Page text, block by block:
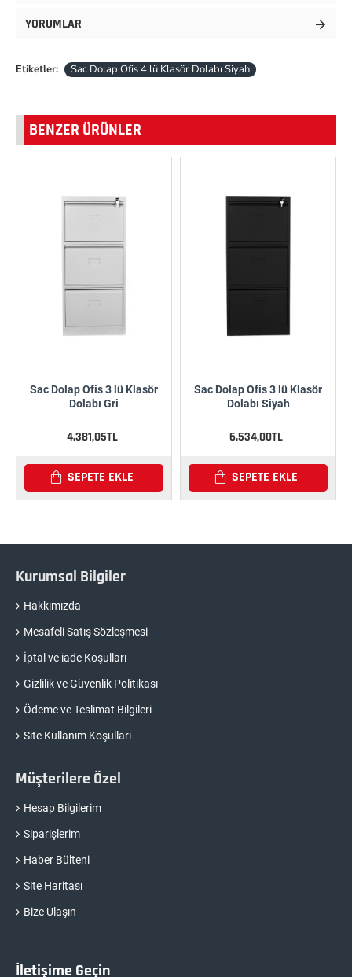
YORUMLAR
Etiketler: Sac Dolap Ofis 4 lü Klasör Dolabı Siyah
BENZER ÜRÜNLER
Sac Dolap Ofis 3 lü Klasör
Dolabı Gri
4.381,05TL
SEPETE EKLE
Sac Dolap Ofis 3 lü Klasör
Dolabı Siyah
6.534,00TL
SEPETE EKLE
Kurumsal Bilgiler
Hakkımızda
Mesafeli Satış Sözleşmesi
İptal ve iade Koşulları
Gizlilik ve Güvenlik Politikası
Ödeme ve Teslimat Bilgileri
Site Kullanım Koşulları
Müşterilere Özel
Hesap Bilgilerim
Siparişlerim
Haber Bülteni
Site Haritası
Bize Ulaşın
İletişime Geçin